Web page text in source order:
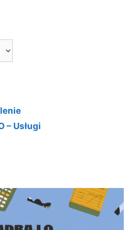
– Usługi